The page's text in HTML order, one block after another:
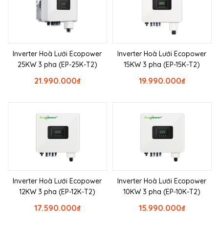
Inverter Hoà Lưới Ecopower
25KW 3 pha (EP-25K-T2)
₫
21.990.000
Inverter Hoà Lưới Ecopower
15KW 3 pha (EP-15K-T2)
₫
19.990.000
Inverter Hoà Lưới Ecopower
12KW 3 pha (EP-12K-T2)
₫
17.590.000
Inverter Hoà Lưới Ecopower
10KW 3 pha (EP-10K-T2)
₫
15.990.000